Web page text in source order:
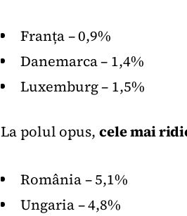
Franța – 0,9%
Danemarca – 1,4%
Luxemburg – 1,5%
La polul opus,cele mai
România – 5,1%
Ungaria – 4,8%